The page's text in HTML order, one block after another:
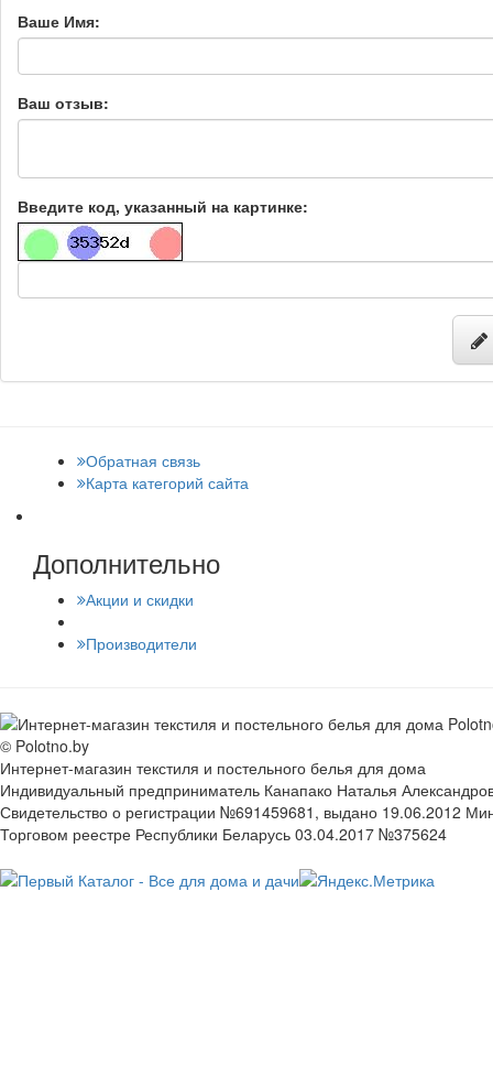
Ваше Имя:
Ваш отзыв:
Введите код, указанный на картинке:
Обратная связь
Карта категорий сайта
Дополнительно
Акции и скидки
Производители
© Polotno.by
Интернет-магазин текстиля и постельного белья для дома
Индивидуальный предприниматель Канапако Наталья
Свидетельство о регистрации №691459681, выдано 19.06.2012
Торговом реестре Республики Беларусь 03.04.2017 №375624